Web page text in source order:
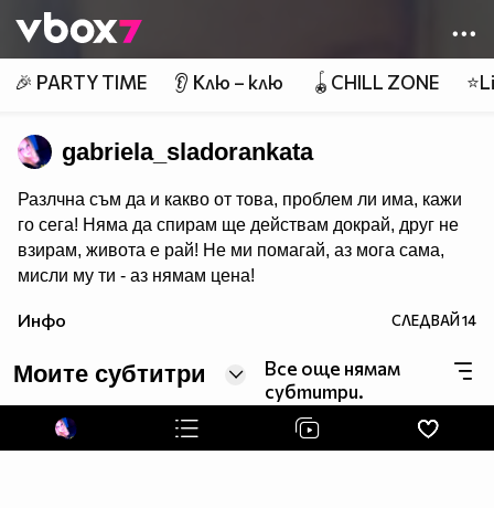
👾
🎉 PARTY TIME 👂 Клю – клю 🪀CHILL ZONE
gabriela_sladorankata
Разлчна съм да и какво от това, проблем ли има, кажи
го сега! Няма да спирам ще действам докрай, друг не
взирам, живота е рай! Не ми помагай, аз мога сама,
мисли му ти - аз нямам цена!
Инфо СЛЕДВАЙ14
Моите субтитри
Все още нямам
субтитри.